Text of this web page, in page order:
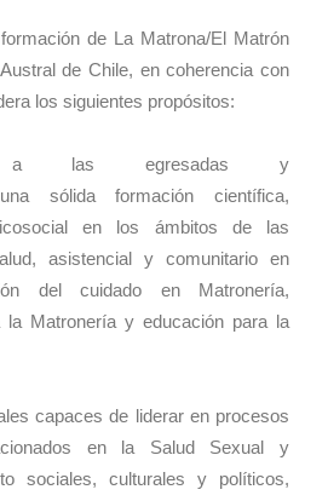
de La Matrona/El Matrón
de Chile, en coherencia con
los siguientes propósitos:
a las egresadas y
sólida formación científica,
en los ámbitos de las
asistencial y comunitario en
del cuidado en Matronería,
la Matronería y educación para la
capaces de liderar en procesos
en la Salud Sexual y
sociales, culturales y políticos,